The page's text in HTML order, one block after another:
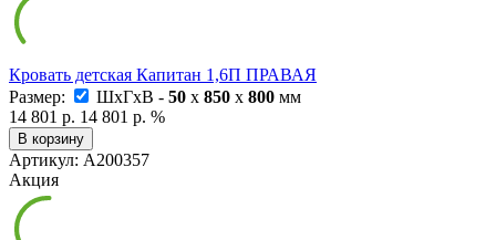
Кровать детская Капитан 1,6П ПРАВАЯ
Размер:
ШxГxВ - 50 x 850 x 800 мм
14 801 р. 14 801 р. %
В корзину
Артикул: А200357
Акция